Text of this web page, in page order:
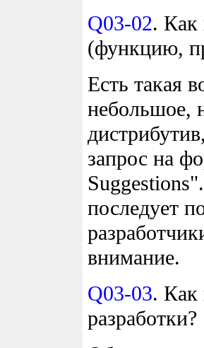
Q03-02. Как
(функцию,
Есть такая
небольшое,
запрос на
последует
внимание.
Q03-03. Как
разработки?